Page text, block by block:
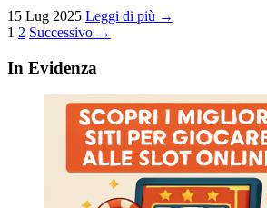
15 Lug 2025 Leggi di più →
Paginazione
degli
1 2 Successivo →
In Evidenza